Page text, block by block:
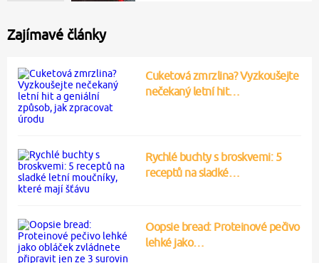
Zajímavé články
Cuketová zmrzlina? Vyzkoušejte
nečekaný letní hit…
Rychlé buchty s broskvemi: 5
receptů na sladké…
Oopsie bread: Proteinové pečivo
lehké jako…